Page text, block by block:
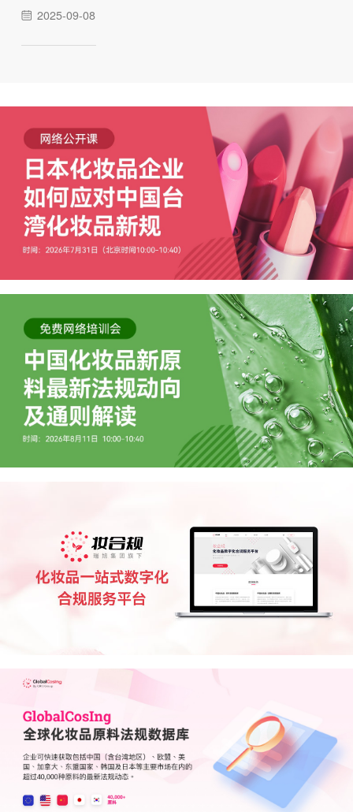
2025-09-08